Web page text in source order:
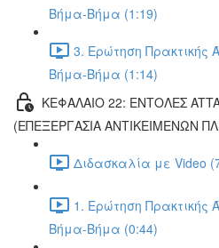
Βήμα-Βήμα (1:19)
3. Ερώτηση Πρακτικής
Βήμα-Βήμα (1:14)
ΚΕΦΑΛΑΙΟ 22: ΕΝΤΟΛΕΣ
(ΕΠΕΞΕΡΓΑΣΙΑ ΑΝΤΙΚΕΙΜΕΝΩΝ
Διδασκαλία με Video
1. Ερώτηση Πρακτικής
Βήμα-Βήμα (0:44)